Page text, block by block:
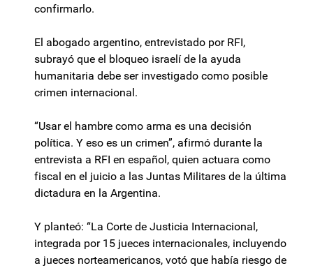
confirmarlo.
El abogado argentino, entrevistado por RFI,
subrayó que el bloqueo israelí de la ayuda
humanitaria debe ser investigado como posible
crimen internacional.
“Usar el hambre como arma es una decisión
política. Y eso es un crimen”, afirmó durante la
entrevista a RFI en español, quien actuara como
fiscal en el juicio a las Juntas Militares de la última
dictadura en la Argentina.
Y planteó: “La Corte de Justicia Internacional,
integrada por 15 jueces internacionales, incluyendo
a jueces norteamericanos, votó que había riesgo de